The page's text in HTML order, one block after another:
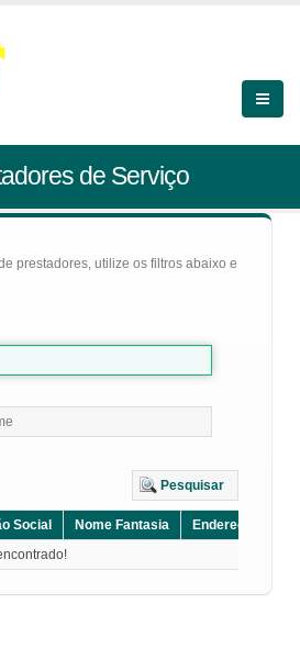
de Serviço
prestadores, utilize os filtros abaixo e
Pesquisar
Social Nome Fantasia Endereço